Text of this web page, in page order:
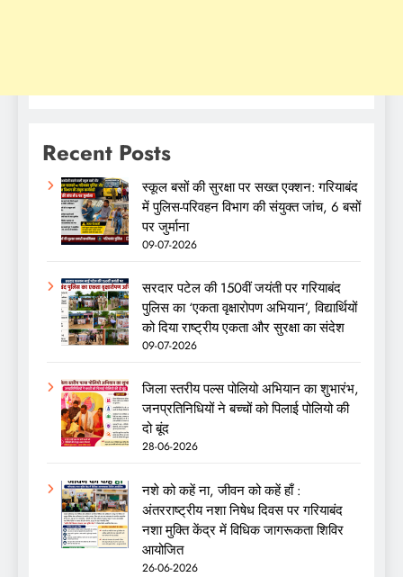
Recent Posts
स्कूल बसों की सुरक्षा पर सख्त एक्शन: गरियाबंद
में पुलिस-परिवहन विभाग की संयुक्त जांच, 6 बसों
पर जुर्माना
09-07-2026
सरदार पटेल की 150वीं जयंती पर गरियाबंद
पुलिस का ‘एकता वृक्षारोपण अभियान’, विद्यार्थियों
को दिया राष्ट्रीय एकता और सुरक्षा का संदेश
09-07-2026
जिला स्तरीय पल्स पोलियो अभियान का शुभारंभ,
जनप्रतिनिधियों ने बच्चों को पिलाई पोलियो की
दो बूंद
28-06-2026
नशे को कहें ना, जीवन को कहें हाँ :
अंतरराष्ट्रीय नशा निषेध दिवस पर गरियाबंद
नशा मुक्ति केंद्र में विधिक जागरूकता शिविर
आयोजित
26-06-2026